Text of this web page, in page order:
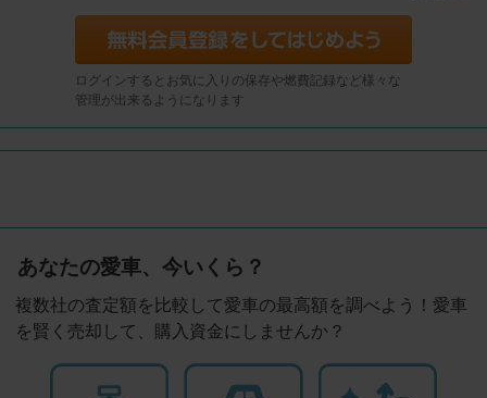
ログインするとお気に入りの保存や燃費記録など様々な
管理が出来るようになります
あなたの愛車、今いくら？
複数社の査定額を比較して愛車の最高額を調べよう！愛車
を賢く売却して、購入資金にしませんか？